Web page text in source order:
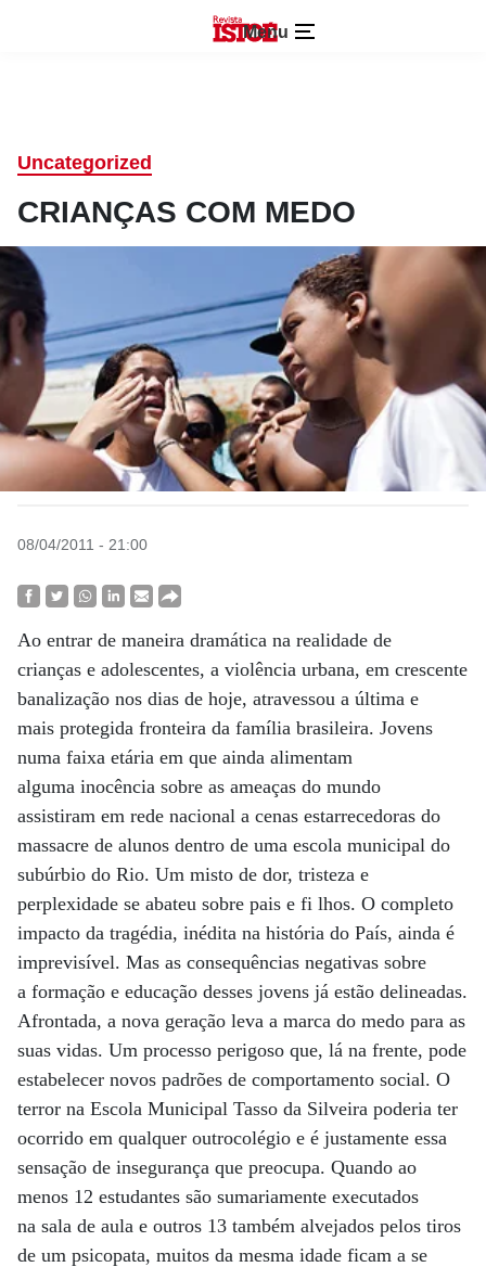
Menu
Uncategorized
CRIANÇAS COM MEDO
08/04/2011 - 21:00
Ao entrar de maneira dramática na realidade de
crianças e adolescentes, a violência urbana, em crescente
banalização nos dias de hoje, atravessou a última e
mais protegida fronteira da família brasileira. Jovens
numa faixa etária em que ainda alimentam
alguma inocência sobre as ameaças do mundo
assistiram em rede nacional a cenas estarrecedoras do
massacre de alunos dentro de uma escola municipal do
subúrbio do Rio. Um misto de dor, tristeza e
perplexidade se abateu sobre pais e fi lhos. O completo
impacto da tragédia, inédita na história do País, ainda é
imprevisível. Mas as consequências negativas sobre
a formação e educação desses jovens já estão delineadas.
Afrontada, a nova geração leva a marca do medo para as
suas vidas. Um processo perigoso que, lá na frente, pode
estabelecer novos padrões de comportamento social. O
terror na Escola Municipal Tasso da Silveira poderia ter
ocorrido em qualquer outrocolégio e é justamente essa
sensação de insegurança que preocupa. Quando ao
menos 12 estudantes são sumariamente executados
na sala de aula e outros 13 também alvejados pelos tiros
de um psicopata, muitos da mesma idade ficam a se